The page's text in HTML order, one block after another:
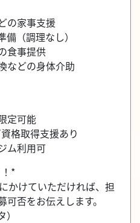
の家事支援
備（調理なし）
食事提供
などの身体介助
定可能
格取得支援あり
ム利用可
*
かけていただければ、担
否をお伝えします。